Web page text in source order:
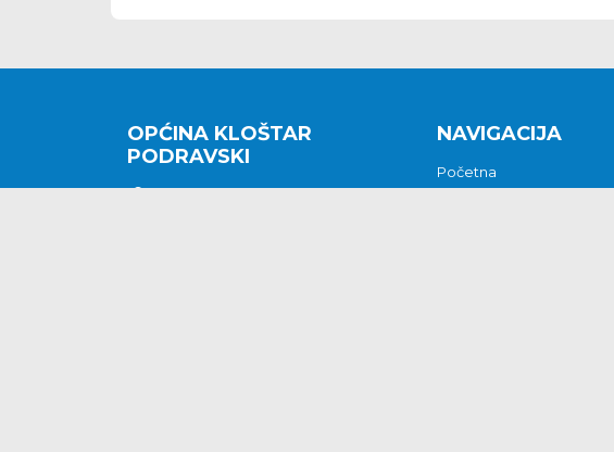
OPĆINA KLOŠTAR
PODRAVSKI
NAVIGACIJA
Početna